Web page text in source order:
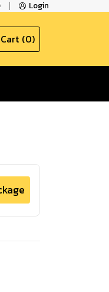
Login
Cart (0)